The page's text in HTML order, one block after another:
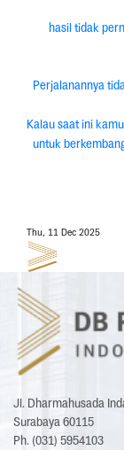
hasil tidak
Perjalanannya
Kalau saat ini
untuk
Thu, 11 Dec 2025
Jl. Dharmahusada
Surabaya 60115
Ph. (031) 5954103